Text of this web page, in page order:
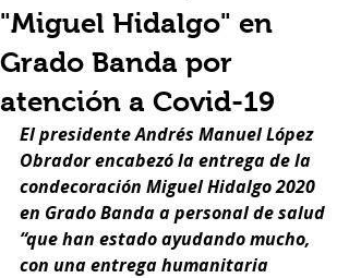
"Miguel Hidalgo" en
Grado Banda por
atención a Covid-19
El presidente Andrés Manuel López
Obrador encabezó la entrega de la
condecoración Miguel Hidalgo 2020
en Grado Banda a personal de salud
“que han estado ayudando mucho,
con una entrega humanitaria